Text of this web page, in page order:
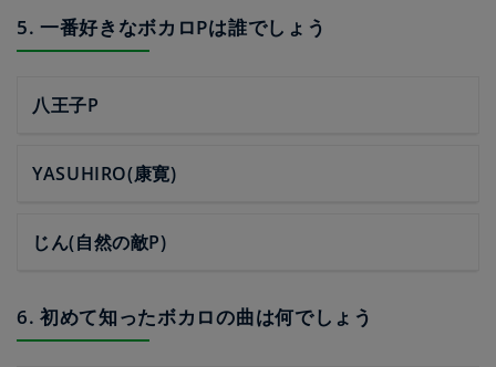
5. 一番好きなボカロPは誰でしょう
八王子P
YASUHIRO(康寛)
じん(自然の敵P)
6. 初めて知ったボカロの曲は何でしょう